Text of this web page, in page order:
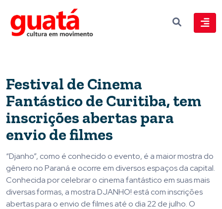
Festival de Cinema
Fantástico de Curitiba, tem
inscrições abertas para
envio de filmes
“Djanho”, como é conhecido o evento, é a maior mostra do
gênero no Paraná e ocorre em diversos espaços da capital.
Conhecida por celebrar o cinema fantástico em suas mais
diversas formas, a mostra DJANHO! está com inscrições
abertas para o envio de filmes até o dia 22 de julho. O